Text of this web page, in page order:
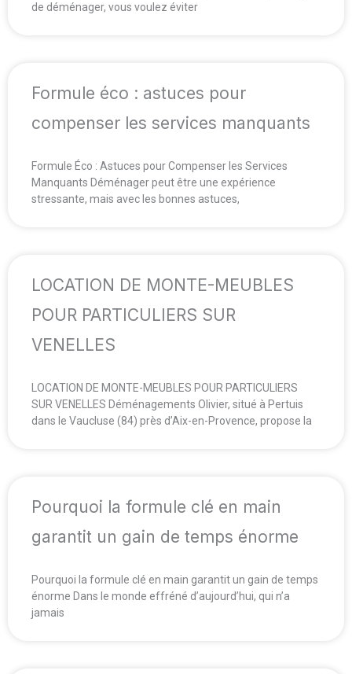
de déménager, vous voulez éviter
Formule éco : astuces pour
compenser les services manquants
Formule Éco : Astuces pour Compenser les Services
Manquants Déménager peut être une expérience
stressante, mais avec les bonnes astuces,
LOCATION DE MONTE-MEUBLES
POUR PARTICULIERS SUR
VENELLES
LOCATION DE MONTE-MEUBLES POUR PARTICULIERS
SUR VENELLES Déménagements Olivier, situé à Pertuis
dans le Vaucluse (84) près d’Aix-en-Provence, propose la
Pourquoi la formule clé en main
garantit un gain de temps énorme
Pourquoi la formule clé en main garantit un gain de temps
énorme Dans le monde effréné d’aujourd’hui, qui n’a
jamais